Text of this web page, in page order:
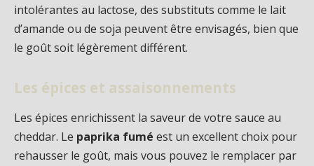
intolérantes au lactose, des substituts comme le lait
d’amande ou de soja peuvent être envisagés, bien que
le goût soit légèrement différent.
Les épices et assaisonnements
Les épices enrichissent la saveur de votre sauce au
cheddar. Le paprika fumé est un excellent choix pour
rehausser le goût, mais vous pouvez le remplacer par